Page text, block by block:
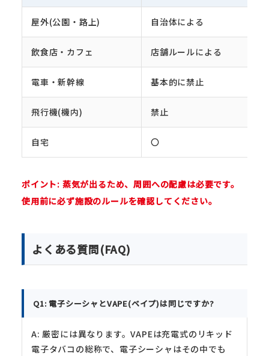
屋外(公園・路上) 自治体による
飲食店・カフェ 店舗ルールによる
電車・新幹線 基本的に禁止
飛行機(機内) 禁止
自宅 〇
ポイント: 蒸気が出るため、周囲への配慮は必要です。
使用前に必ず施設のルールを確認してください。
よくある質問(FAQ)
Q1: 電子シーシャとVAPE(ベイプ)は同じですか?
A: 厳密には異なります。VAPEは充電式のリキッド
電子タバコの総称で、電子シーシャはその中でも